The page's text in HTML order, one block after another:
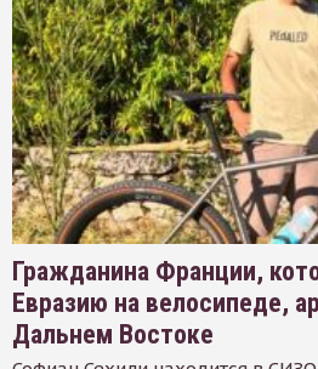
Гражданина Франции,
Евразию на велосипеде,
Дальнем Востоке